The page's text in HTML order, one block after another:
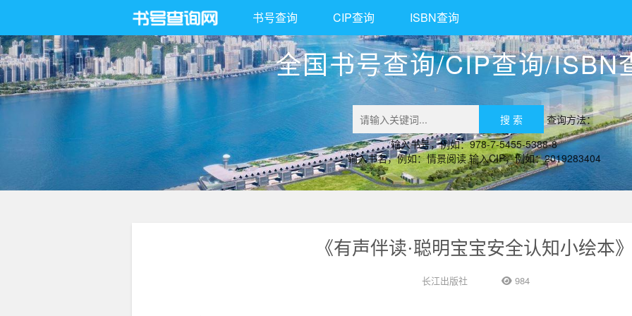
书号查询 CIP查询 ISBN查询
全国书号查询/CIP查询/ISBN
查询方法：
输入书号，例如：978-7-5455-5388-8
输入书名，例如：情景阅读 输入CIP，例如：2019283404
《有声伴读·聪明宝宝安全认知小绘本
长江出版社 984